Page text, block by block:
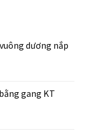
dương nắp
gang KT